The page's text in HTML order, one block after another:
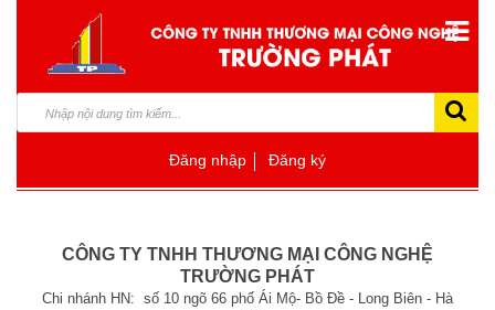
Đăng nhập Đăng ký
CÔNG TY TNHH THƯƠNG MẠI CÔNG NGHỆ
TRƯỜNG PHÁT
Chi nhánh HN: số 10 ngõ 66 phố Ái Mộ- Bồ Đề - Long Biên - Hà